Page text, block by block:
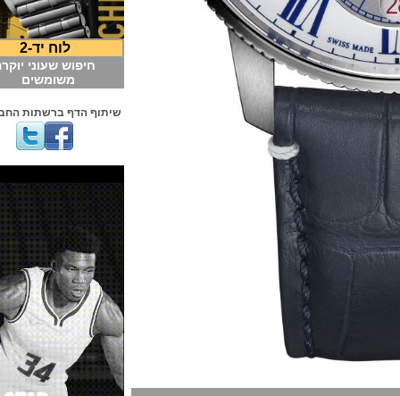
לוח יד-2
חיפוש שעוני יוקרה
משומשים
שיתוף הדף ברשתות החברתיות